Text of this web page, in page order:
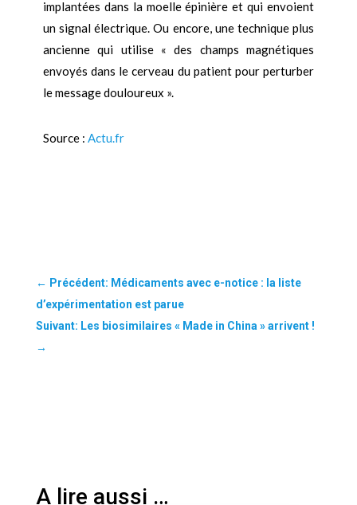
implantées dans la moelle épinière et qui envoient
un signal électrique. Ou encore, une technique plus
ancienne qui utilise « des champs magnétiques
envoyés dans le cerveau du patient pour perturber
le message douloureux ».
Source : Actu.fr
← Précédent: Médicaments avec e-notice : la liste
d’expérimentation est parue
Suivant: Les biosimilaires « Made in China » arrivent !
→
A lire aussi …